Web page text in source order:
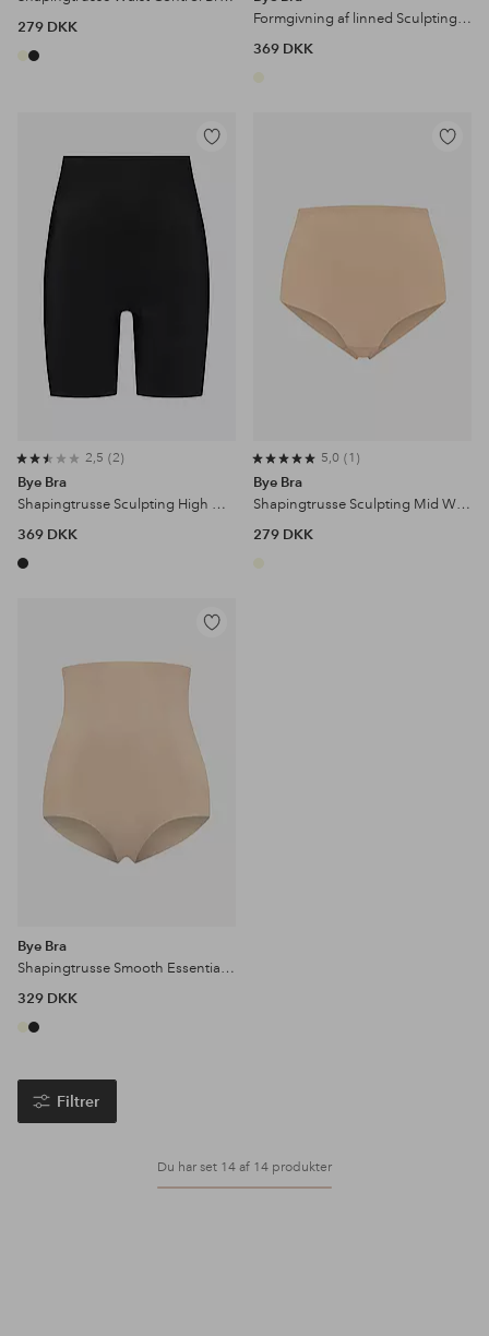
279 DKK
Formgivning af linned Sculpting Singlet - firm support
369 DKK
Tilføj
favoritter
2,5 2
Bye Bra
Shapingtrusse Sculpting High Waist Short - firm support
369 DKK
Tilføj
5,0 1
Bye Bra
Shapingtrusse Sculpting Mid Waist Brief - firm support
279 DKK
Tilføj
Bye Bra
Shapingtrusse Smooth Essentials High Waist Brief - light support
329 DKK
Filtrer
Du har set 14 af 14 produkter